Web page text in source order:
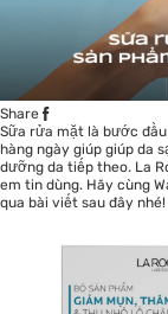
Share
Sữa rửa mặt là bước
hàng ngày giúp giúp da
dưỡng da tiếp theo. La
em tin dùng. Hãy cùng
qua bài viết sau đây nhé!